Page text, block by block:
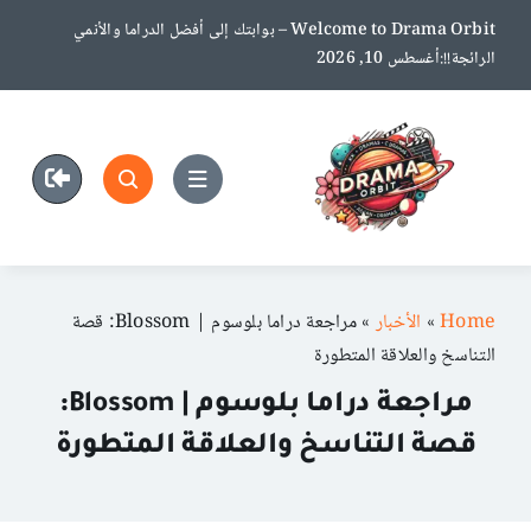
Skip
Welcome to Drama Orbit – بوابتك إلى أفضل الدراما والأنمي
الرائجة!!:أغسطس 10, 2026
Home
» الأخبار»
مراجعة دراما بلوسوم | Blossom: قصة
التناسخ والعلاقة المتطورة
مراجعة دراما بلوسوم | Blossom:
قصة التناسخ والعلاقة المتطورة